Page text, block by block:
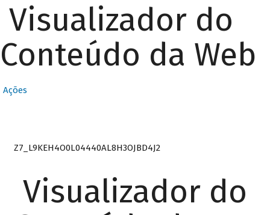
Visualizador do
Conteúdo da Web
Ações
Z7_L9KEH4O0L04440AL8H3OJBD4J2
Visualizador do